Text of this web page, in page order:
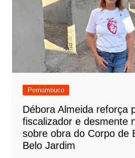
Pernambuco
Débora Almeida reforça
fiscalizador e desmente
sobre obra do Corpo de
Belo Jardim